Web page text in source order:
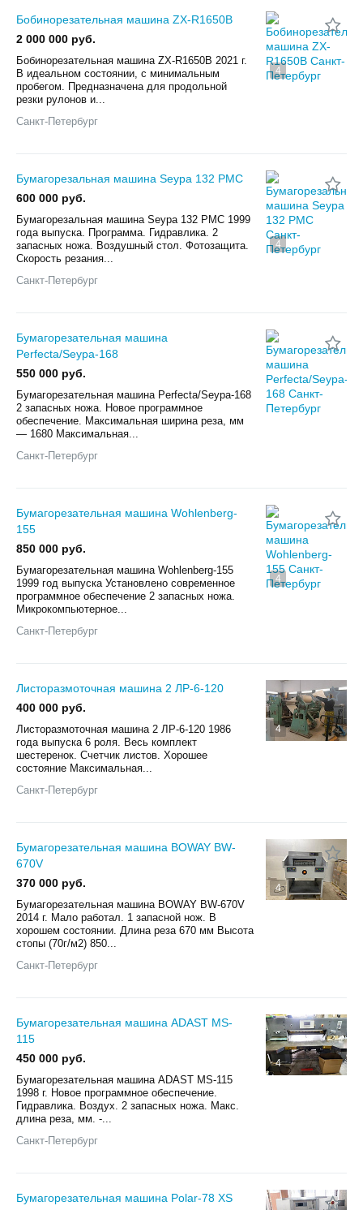
4
Бобинорезательная машина ZX-R1650B
2 000 000 руб.
Бобинорезательная машина ZX-R1650B 2021 г.
В идеальном состоянии, с минимальным
пробегом. Предназначена для продольной
резки рулонов и...
Санкт-Петербург
4
Бумагорезальная машина Seypa 132 PMC
600 000 руб.
Бумагорезальная машина Seypa 132 PMC 1999
года выпуска. Программа. Гидравлика. 2
запасных ножа. Воздушный стол. Фотозащита.
Скорость резания...
Санкт-Петербург
Бумагорезательная машина
Perfecta/Seypa-168
550 000 руб.
Бумагорезательная машина Perfecta/Seypa-168
2 запасных ножа. Новое программное
обеспечение. Максимальная ширина реза, мм
— 1680 Максимальная...
Санкт-Петербург
4
Бумагорезательная машина Wohlenberg-
155
850 000 руб.
Бумагорезательная машина Wohlenberg-155
1999 год выпуска Установлено современное
программное обеспечение 2 запасных ножа.
Микрокомпьютерное...
Санкт-Петербург
4
Листоразмоточная машина 2 ЛР-6-120
400 000 руб.
Листоразмоточная машина 2 ЛР-6-120 1986
года выпуска 6 роля. Весь комплект
шестеренок. Счетчик листов. Хорошее
состояние Максимальная...
Санкт-Петербург
4
Бумагорезательная машина BOWAY BW-
670V
370 000 руб.
Бумагорезательная машина BOWAY BW-670V
2014 г. Мало работал. 1 запасной нож. В
хорошем состоянии. Длина реза 670 мм Высота
стопы (70г/м2) 850...
Санкт-Петербург
4
Бумагорезательная машина ADAST MS-
115
450 000 руб.
Бумагорезательная машина ADAST MS-115
1998 г. Новое программное обеспечение.
Гидравлика. Воздух. 2 запасных ножа. Макс.
длина реза, мм. -...
Санкт-Петербург
Бумагорезательная машина Polar-78 ХS